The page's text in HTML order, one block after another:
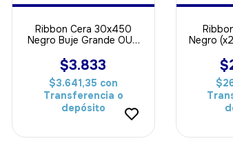
Ribbon Cera 30x450
Negro Buje Grande OUT
$3.833
$3.641,35 con
Transferencia o
depósito
Negro